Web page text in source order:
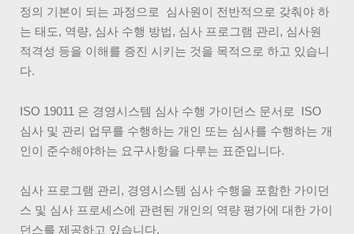
정의 기본이 되는 과정으로 심사원이 전반적으로 갖춰야 하
는 태도, 역량, 심사 수행 방법, 심사 프로그램 관리, 심사원
적격성 등을 이해를 증진 시키는 것을 목적으로 하고 있습니
다.
ISO 19011 은 경영시스템 심사 수행 가이던스 문서로 ISO
심사 및 관리 업무를 수행하는 개인 또는 심사를 수행하는 개
인이 준수해야하는 요구사항을 다루는 표준입니다.
심사 프로그램 관리, 경영시스템 심사 수행을 포함한 가이던
스 및 심사 프로세스에 관련된 개인의 역량 평가에 대한 가이
던스를 제공하고 있습니다.